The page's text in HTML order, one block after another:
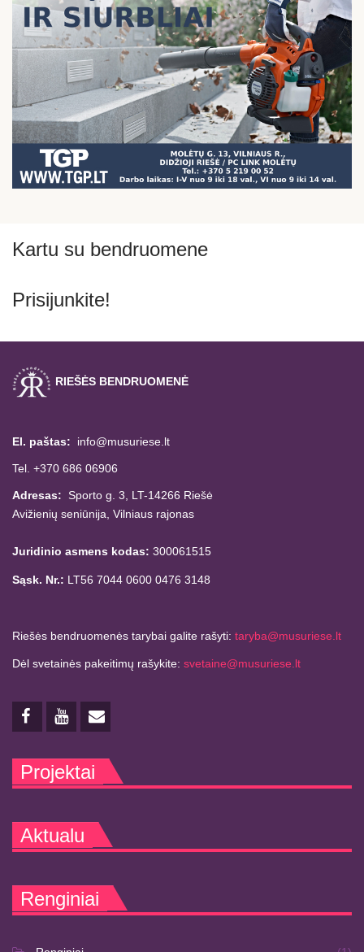
Kartu su bendruomene
Prisijunkite!
RIEŠĖS BENDRUOMENĖ
El. paštas: info@musuriese.lt
Tel. +370 686 06906
Adresas: Sporto g. 3, LT-14266 Riešė
Avižienių seniūnija, Vilniaus rajonas
Juridinio asmens kodas: 300061515
Sąsk. Nr.: LT56 7044 0600 0476 3148
Riešės bendruomenės tarybai galite rašyti: taryba@musuriese.lt
Dėl svetainės pakeitimų rašykite: svetaine@musuriese.lt
Projektai
Aktualu
Renginiai